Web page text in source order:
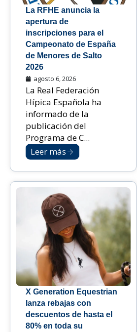
La RFHE anuncia la
apertura de
inscripciones para el
Campeonato de España
de Menores de Salto
2026
agosto 6, 2026
La Real Federación
Hípica Española ha
informado de la
publicación del
Programa de C...
Leer más
X Generation Equestrian
lanza rebajas con
descuentos de hasta el
80% en toda su